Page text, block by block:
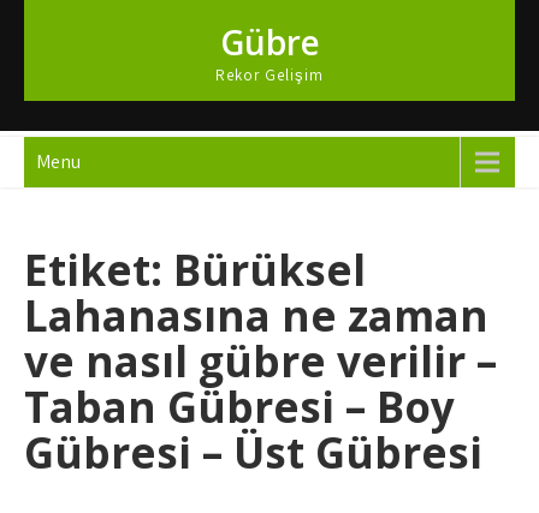
Gübre
Rekor Gelişim
Menu
Etiket: Bürüksel
Lahanasına ne zaman
ve nasıl gübre verilir –
Taban Gübresi – Boy
Gübresi – Üst Gübresi